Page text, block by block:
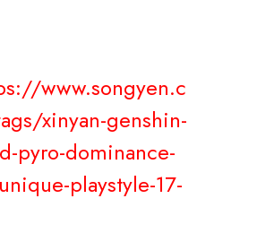
www.songyen.c
xinyan-genshin-
pyro-dominance-
playstyle-17-